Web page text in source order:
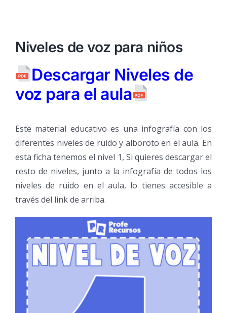
Niveles de voz para niños
Descargar Niveles de
voz para el aula
Este material educativo es una infografía con los
diferentes niveles de ruido y alboroto en el aula. En
esta ficha tenemos el nivel 1, Si quieres descargar el
resto de niveles, junto a la infografía de todos los
niveles de ruido en el aula, lo tienes accesible a
través del link de arriba.